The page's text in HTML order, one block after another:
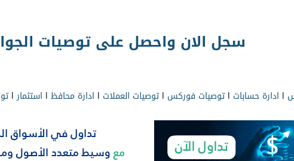
سجل الان واحصل على توصيات
l ادارة حسابات توصيات فوركس توصيات العملات ادارة محافظ استثمارl